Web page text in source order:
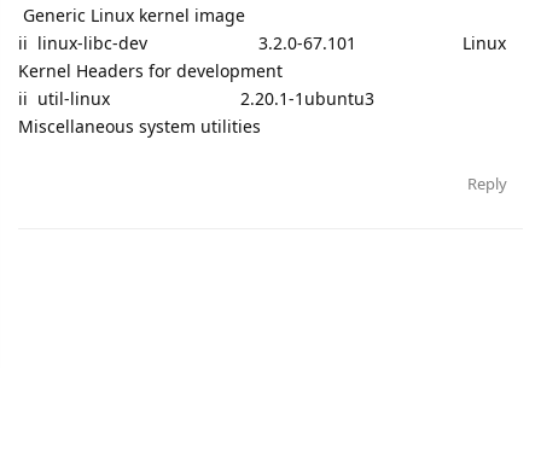
Generic Linux kernel image
ii linux-libc-dev 3.2.0-67.101 Linux
Kernel Headers for development
ii util-linux 2.20.1-1ubuntu3
Miscellaneous system utilities
Reply